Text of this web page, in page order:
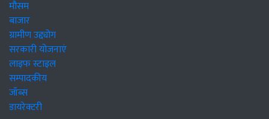
मौसम
बाजार
ग्रामीण उद्द्योग
सरकारी योजनाएं
लाइफ स्टाइल
सम्पादकीय
जॉब्स
डायरेक्टरी